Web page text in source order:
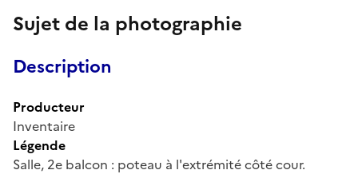
Sujet de la photographie
Description
Producteur
Inventaire
Légende
Salle, 2e balcon : poteau à l'extrémité côté cour.